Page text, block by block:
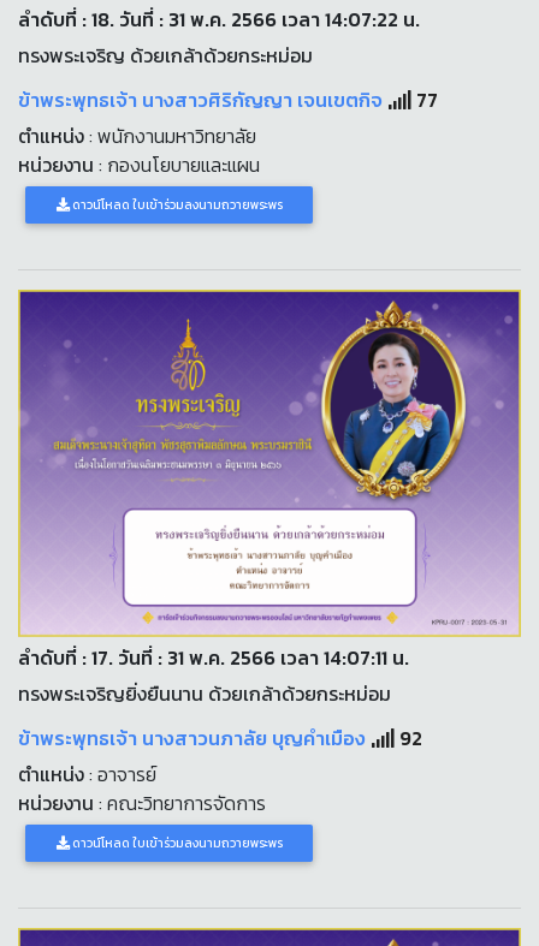
ลำดับที่ : 18. วันที่ : 31 พ.ค. 2566 เวลา 14:07:22 น.
ทรงพระเจริญ ด้วยเกล้าด้วยกระหม่อม
ข้าพระพุทธเจ้า นางสาวศิริกัญญา เจนเขตกิจ
77
ตำแหน่ง: พนักงานมหาวิทยาลัย
หน่วยงาน : กองนโยบายและแผน
ดาวน์โหลด ใบเข้าร่วมลงนามถวายพระพร
ลำดับที่ : 17. วันที่ : 31 พ.ค. 2566 เวลา 14:07:11 น.
ทรงพระเจริญยิ่งยืนนาน ด้วยเกล้าด้วยกระหม่อม
ข้าพระพุทธเจ้า นางสาวนภาลัย บุญคำเมือง
92
ตำแหน่ง: อาจารย์
หน่วยงาน : คณะวิทยาการจัดการ
ดาวน์โหลด ใบเข้าร่วมลงนามถวายพระพร